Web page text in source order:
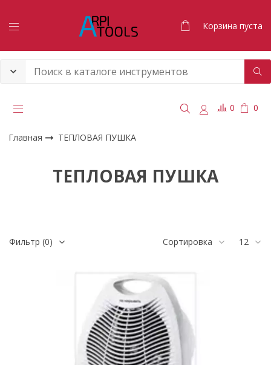
Корзина пуста
0 0
Главная ТЕПЛОВАЯ ПУШКА
ТЕПЛОВАЯ ПУШКА
Фильтр (0) Сортировка 12